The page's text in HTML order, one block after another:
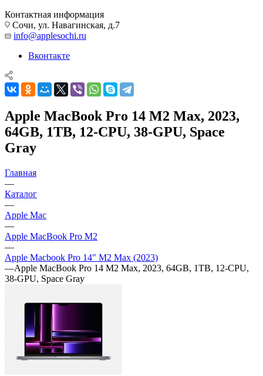
Контактная информация
Сочи, ул. Навагинская, д.7
info@applesochi.ru
Вконтакте
Apple MacBook Pro 14 M2 Max, 2023,
64GB, 1TB, 12-CPU, 38-GPU, Space
Gray
Главная
—
Каталог
—
Apple Mac
—
Apple MacBook Pro M2
—
Apple Macbook Pro 14" M2 Max (2023)
—Apple MacBook Pro 14 M2 Max, 2023, 64GB, 1TB, 12-CPU,
38-GPU, Space Gray